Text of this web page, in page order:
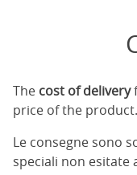
The cost of delivery
price of the product.
Le consegne sono
speciali non esitate